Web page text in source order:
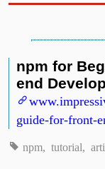
npm for
end
guide-for-front-
npm tutorial